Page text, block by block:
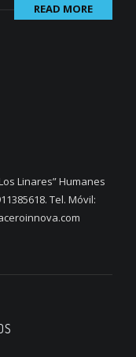
READ MORE
Linares” Humanes
Tel. Móvil: